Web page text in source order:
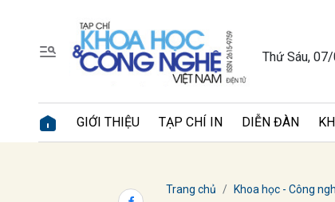
Thứ Sáu,
GIỚI THIỆU TẠP CHÍ IN DIỄN ĐÀN
Trang chủ Khoa học - Công